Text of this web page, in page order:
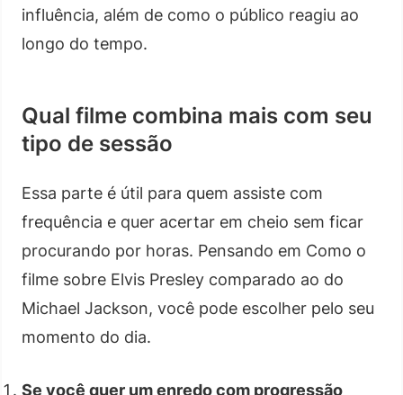
influência, além de como o público reagiu ao
longo do tempo.
Qual filme combina mais com seu
tipo de sessão
Essa parte é útil para quem assiste com
frequência e quer acertar em cheio sem ficar
procurando por horas. Pensando em Como o
filme sobre Elvis Presley comparado ao do
Michael Jackson, você pode escolher pelo seu
momento do dia.
Se você quer um enredo com progressão